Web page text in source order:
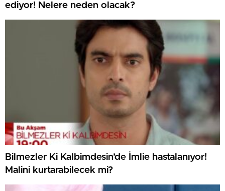
ediyor! Nelere neden olacak?
Bilmezler Ki Kalbimdesin’de İmlie hastalanıyor!
Malini kurtarabilecek mi?